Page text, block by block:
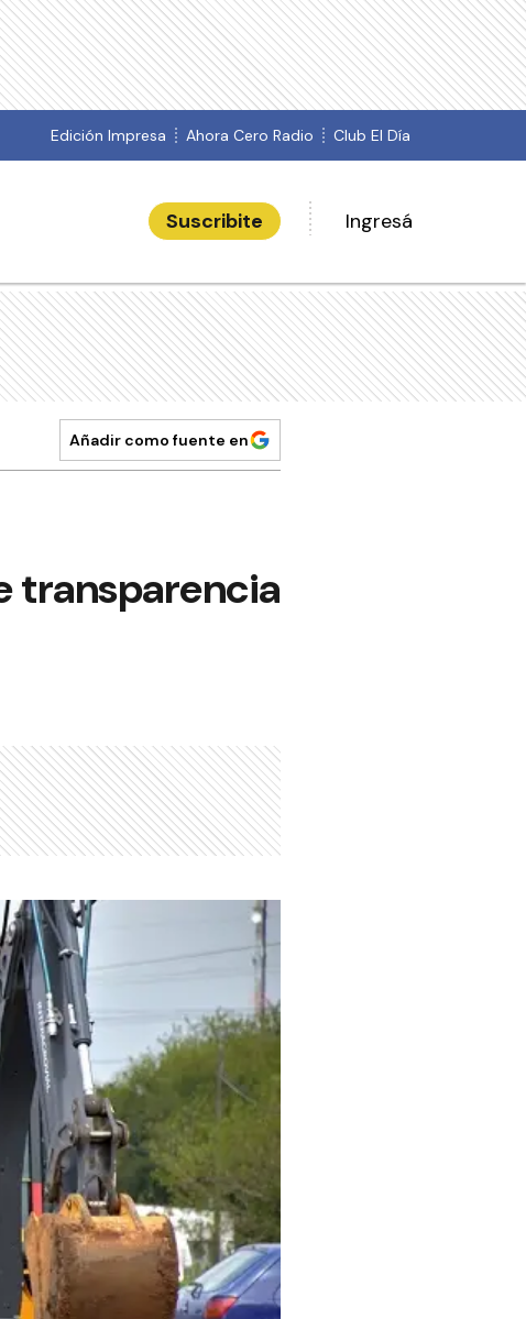
Edición Impresa Ahora Cero Radio Club El Día
Suscribite Ingresá
Añadir como fuente en
transparencia